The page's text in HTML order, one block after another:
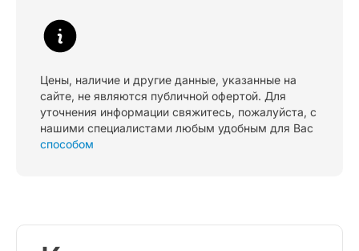
Цены, наличие и другие данные, указанные на
сайте, не являются публичной офертой. Для
уточнения информации свяжитесь, пожалуйста, с
нашими специалистами любым удобным для Вас
способом